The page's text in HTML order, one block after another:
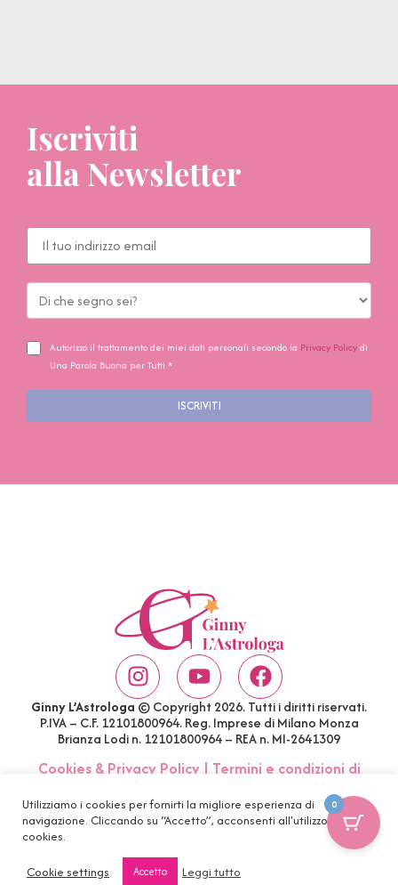
Iscriviti
alla Newsletter
Autorizzo il trattamento dei miei dati personali secondo la Privacy Policydi
Una Parola Buona per Tutti *
ISCRIVITI
Ginny L’Astrologa © Copyright 2026. Tutti i diritti riservati.
P.IVA – C.F. 12101800964. Reg. Imprese di Milano Monza
Brianza Lodi n. 12101800964 – REA n. MI-2641309
Cookies & Privacy Policy| Termini e condizioni di
Utilizziamo i cookies per fornirti la migliore esperienza di
navigazione. Cliccando su “Accetto”, acconsenti all'utilizzo di tutti i
cookies.
Cookie settings
Accetto Leggi tutto
0